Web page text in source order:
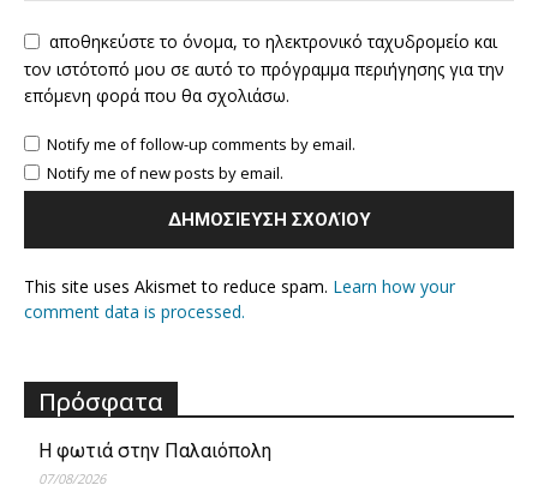
αποθηκεύστε το όνομα, το ηλεκτρονικό ταχυδρομείο και
τον ιστότοπό μου σε αυτό το πρόγραμμα περιήγησης για την
επόμενη φορά που θα σχολιάσω.
Notify me of follow-up comments by email.
Notify me of new posts by email.
This site uses Akismet to reduce spam. Learn how your
comment data is processed.
Πρόσφατα
Η φωτιά στην Παλαιόπολη
07/08/2026